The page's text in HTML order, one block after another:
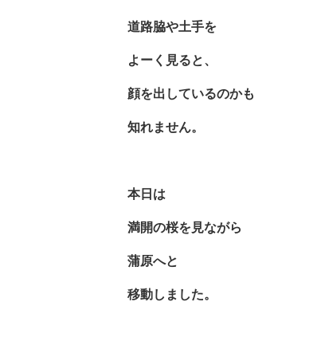
道路脇や土手を
よーく見ると、
顔を出しているのかも
知れません。
本日は
満開の桜を見ながら
蒲原へと
移動しました。